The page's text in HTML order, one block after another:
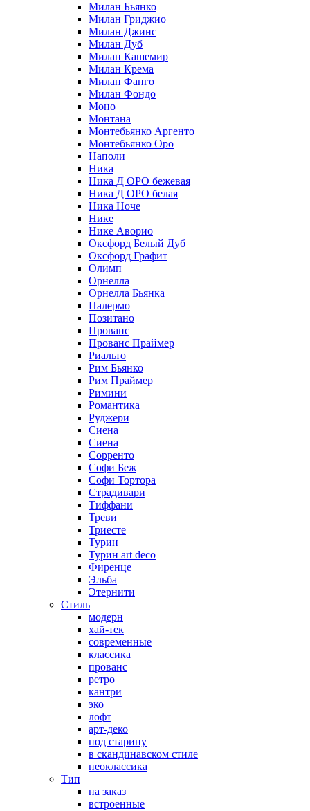
Милан Бьянко
Милан Гриджио
Милан Джинс
Милан Дуб
Милан Кашемир
Милан Крема
Милан Фанго
Милан Фондо
Моно
Монтана
Монтебьянко Аргенто
Монтебьянко Оро
Наполи
Ника
Ника Д ОРО бежевая
Ника Д ОРО белая
Ника Ноче
Нике
Нике Аворио
Оксфорд Белый Дуб
Оксфорд Графит
Олимп
Орнелла
Орнелла Бьянка
Палермо
Позитано
Прованс
Прованс Праймер
Риальто
Рим Бьянко
Рим Праймер
Римини
Романтика
Руджери
Сиена
Сиена
Сорренто
Софи Беж
Софи Тортора
Страдивари
Тиффани
Треви
Триесте
Турин
Турин art deco
Фиренце
Эльба
Этернити
Стиль
модерн
хай-тек
современные
классика
прованс
ретро
кантри
эко
лофт
арт-деко
под старину
в скандинавском стиле
неоклассика
Тип
на заказ
встроенные